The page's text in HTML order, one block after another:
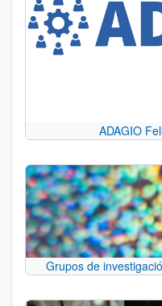
ADAGIO
Grupos de